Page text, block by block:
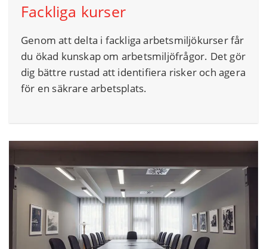
Fackliga kurser
Genom att delta i fackliga arbetsmiljökurser får
du ökad kunskap om arbetsmiljöfrågor. Det gör
dig bättre rustad att identifiera risker och agera
för en säkrare arbetsplats.